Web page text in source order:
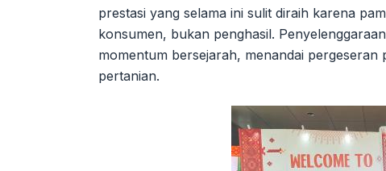
prestasi yang selama ini sulit diraih karena
konsumen, bukan penghasil.
momentum bersejarah, menandai
pertanian.